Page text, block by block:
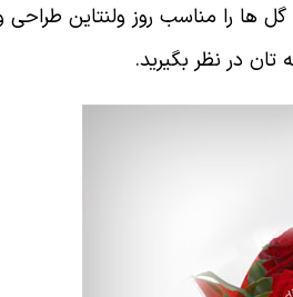
را مناسب روز ولنتاین طراحی و
در نظر بگیرید.